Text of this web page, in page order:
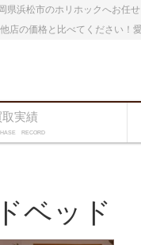
浜松市のホリホックへお
の価格と比べてください
取実績
RECORD
ベッド